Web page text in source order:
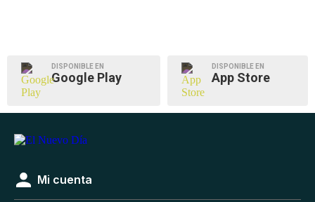
DISPONIBLE EN
Google Play
DISPONIBLE EN
App Store
Mi cuenta